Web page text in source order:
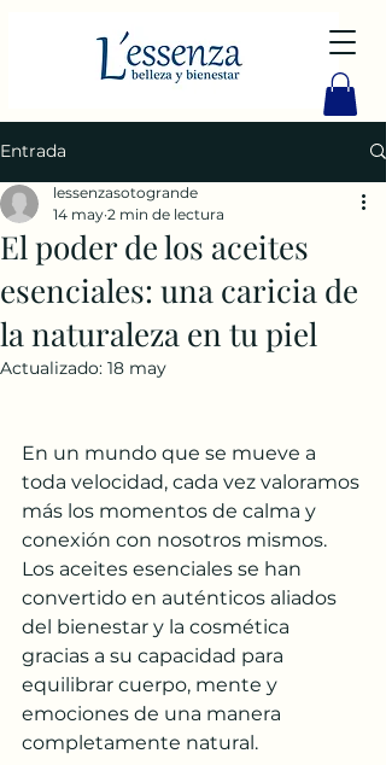
Entrada
El poder de los aceites
esenciales: una caricia de
la naturaleza en tu piel
lessenzasotogrande
14 may 2 min de lectura
Actualizado: 18 may
En un mundo que se mueve a
toda velocidad, cada vez valoramos
más los momentos de calma y
conexión con nosotros mismos.
Los aceites esenciales se han
convertido en auténticos aliados
del bienestar y la cosmética
gracias a su capacidad para
equilibrar cuerpo, mente y
emociones de una manera
completamente natural.